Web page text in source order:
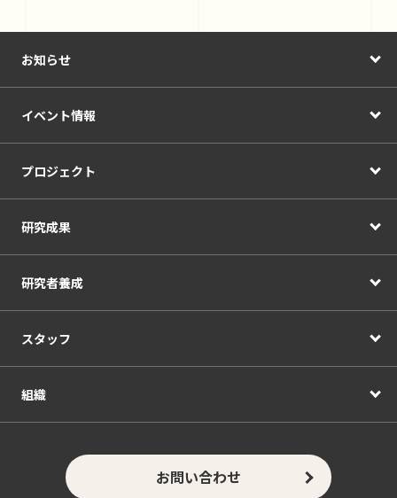
お知らせ
イベント情報
プロジェクト
研究成果
研究者養成
スタッフ
組織
お問い合わせ